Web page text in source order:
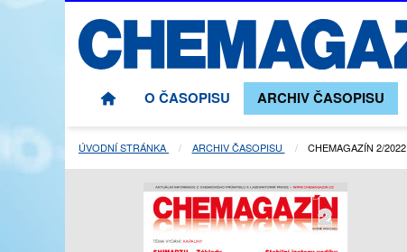
O ČASOPISU ARCHIV ČASOPISU
ÚVODNÍ STRÁNKA ARCHIV ČASOPISU AKTUÁLNÍ STRÁNKA:
CHEMAGAZÍN 2/2022